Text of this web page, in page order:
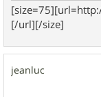
[/url][/size]
jeanluc